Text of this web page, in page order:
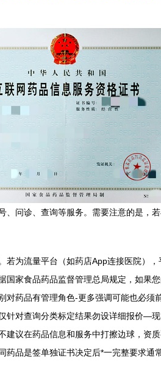
问诊、查询等服务。需要注意的是，
若为流量平台（如药店App连接医院）
国家食品药品监督管理总局规定，如
药品有管理角色-更多强调可能也必
针对查询分类标定结果勿设详细报价—
议在药品信息和服务中打擦边球，资
品是签单独证书决定后*一完整要求通